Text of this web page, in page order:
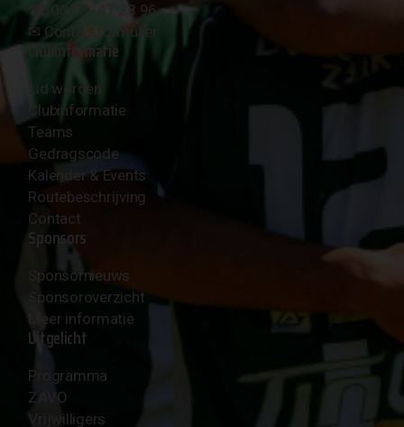
☎︎ 0341 - 41 28 96
✉︎ Contactformulier
Clubinformatie
Lid worden
Clubinformatie
Teams
Gedragscode
Kalender & Events
Routebeschrijving
Contact
Sponsors
Sponsornieuws
Sponsoroverzicht
Meer informatie
Uitgelicht
Programma
ZAVO
Vrijwilligers